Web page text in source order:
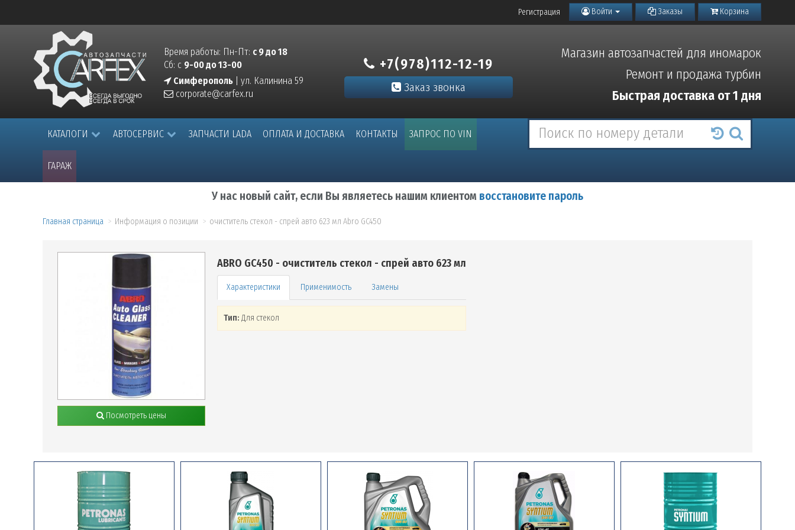
Регистрация Войти Заказы Корзина
Время работы: Пн-Пт: с 9 до 18
Сб: с 9-00 до 13-00
Симферополь | ул. Калинина 59
corporate@carfex.ru
+7(978)112-12-19
Заказ звонка
Магазин автозапчастей для иномарок
Ремонт и продажа турбин
Быстрая доставка от 1 дня
КАТАЛОГИ АВТОСЕРВИС ЗАПЧАСТИ LADA ОПЛАТА И ДОСТАВКА КОНТАКТЫ ЗАПРОС ПО VIN
ГАРАЖ
У нас новый сайт, если Вы являетесь нашим клиентом восстановите пароль
Главная страница Информация о позиции очиститель стекол - спрей авто 623 мл Abro GC450
Посмотреть цены
ABRO GC450 - очиститель стекол - спрей авто 623 мл
Применимость Замены
Тип: Для стекол